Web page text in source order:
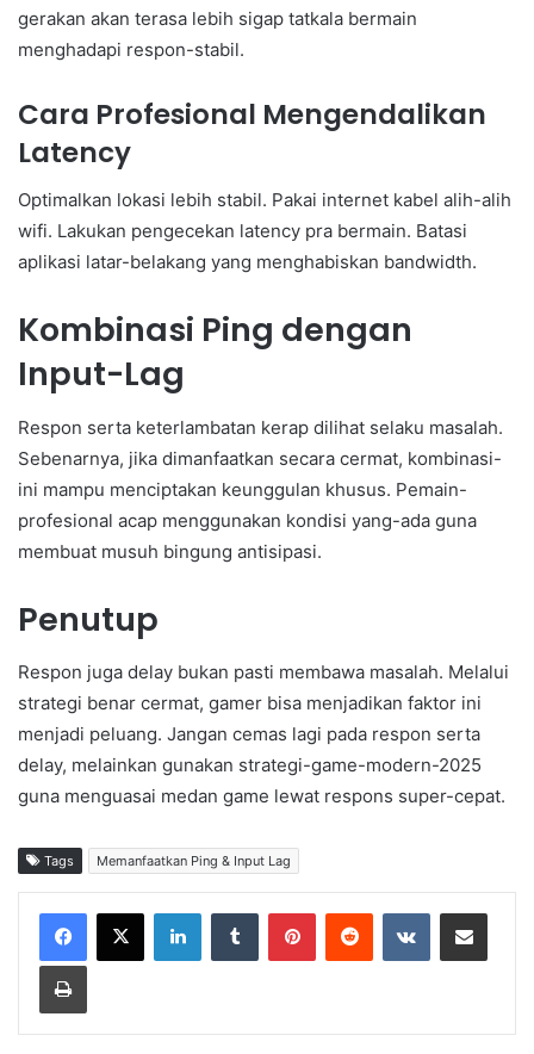
gerakan akan terasa lebih sigap tatkala bermain
menghadapi respon-stabil.
Cara Profesional Mengendalikan
Latency
Optimalkan lokasi lebih stabil. Pakai internet kabel alih-alih
wifi. Lakukan pengecekan latency pra bermain. Batasi
aplikasi latar-belakang yang menghabiskan bandwidth.
Kombinasi Ping dengan
Input-Lag
Respon serta keterlambatan kerap dilihat selaku masalah.
Sebenarnya, jika dimanfaatkan secara cermat, kombinasi-
ini mampu menciptakan keunggulan khusus. Pemain-
profesional acap menggunakan kondisi yang-ada guna
membuat musuh bingung antisipasi.
Penutup
Respon juga delay bukan pasti membawa masalah. Melalui
strategi benar cermat, gamer bisa menjadikan faktor ini
menjadi peluang. Jangan cemas lagi pada respon serta
delay, melainkan gunakan strategi-game-modern-2025
guna menguasai medan game lewat respons super-cepat.
Tags Memanfaatkan Ping & Input Lag